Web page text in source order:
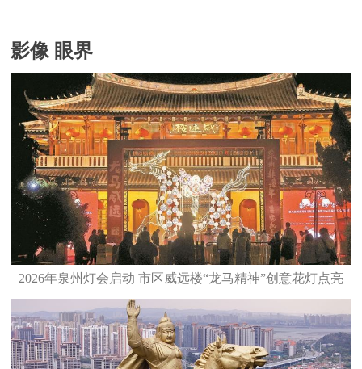
影像 眼界
2026年泉州灯会启动 市区威远楼“龙马精神”创意花灯点亮